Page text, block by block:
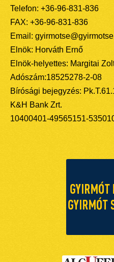
Telefon: +36-96-831-836
FAX: +36-96-831-836
Email:
Elnök: Horváth Ernő
Elnök-helyettes: Margitai
Adószám:18525278-2-08
Bírósági bejegyzés:
K&H Bank Zrt.
10400401-49565151-